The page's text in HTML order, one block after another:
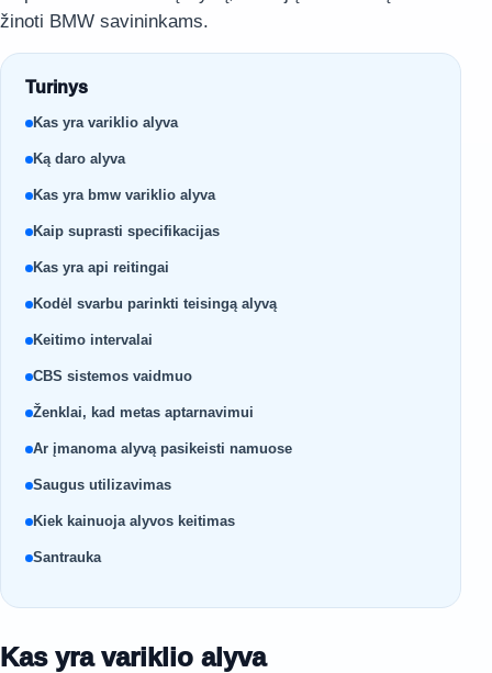
žinoti BMW savininkams.
Turinys
Kas yra variklio alyva
Ką daro alyva
Kas yra bmw variklio alyva
Kaip suprasti specifikacijas
Kas yra api reitingai
Kodėl svarbu parinkti teisingą alyvą
Keitimo intervalai
CBS sistemos vaidmuo
Ženklai, kad metas aptarnavimui
Ar įmanoma alyvą pasikeisti namuose
Saugus utilizavimas
Kiek kainuoja alyvos keitimas
Santrauka
Kas yra variklio alyva